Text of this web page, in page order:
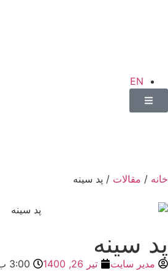
EN
خانه / مقالات / پد سینه
پد سینه
مدیر سایت تیر 26, 1400 3:00 ب.ظ